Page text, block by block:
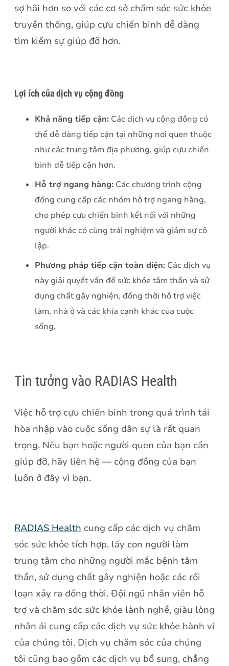
sợ hãi hơn so với các cơ sở chăm sóc sức khỏe
truyền thống, giúp cựu chiến binh dễ dàng
tìm kiếm sự giúp đỡ hơn.
Lợi ích của dịch vụ cộng đồng
Khả năng tiếp cận: Các dịch vụ cộng đồng có
thể dễ dàng tiếp cận tại những nơi quen thuộc
như các trung tâm địa phương, giúp cựu chiến
binh dễ tiếp cận hơn.
Hỗ trợ ngang hàng: Các chương trình cộng
đồng cung cấp các nhóm hỗ trợ ngang hàng,
cho phép cựu chiến binh kết nối với những
người khác có cùng trải nghiệm và giảm sự cô
lập.
Phương pháp tiếp cận toàn diện: Các dịch vụ
này giải quyết vấn đề sức khỏe tâm thần và sử
dụng chất gây nghiện, đồng thời hỗ trợ việc
làm, nhà ở và các khía cạnh khác của cuộc
sống.
Tin tưởng vào RADIAS Health
Việc hỗ trợ cựu chiến binh trong quá trình tái
hòa nhập vào cuộc sống dân sự là rất quan
trọng. Nếu bạn hoặc người quen của bạn cần
giúp đỡ, hãy liên hệ — cộng đồng của bạn
luôn ở đây vì bạn.
RADIAS Health cung cấp các dịch vụ chăm
sóc sức khỏe tích hợp, lấy con người làm
trung tâm cho những người mắc bệnh tâm
thần, sử dụng chất gây nghiện hoặc các rối
loạn xảy ra đồng thời. Đội ngũ nhân viên hỗ
trợ và chăm sóc sức khỏe lành nghề, giàu lòng
nhân ái cung cấp các dịch vụ sức khỏe hành vi
của chúng tôi. Dịch vụ chăm sóc của chúng
tôi cũng bao gồm các dịch vụ bổ sung, chẳng